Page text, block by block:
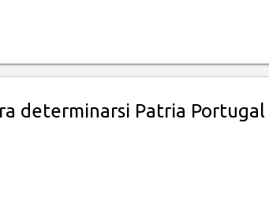
determinarsi Patria Portugal